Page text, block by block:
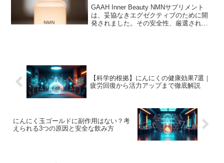
GAAH Inner Beauty NMNサプリメント
は、妥協なきエグゼクティブのために開
発されました。その安全性、厳選された
【科学的根拠】にんにくの健康効果7選｜
疲労回復から活力アップまで徹底解説
にんにく玉ゴールドに副作用はない？考
えられる3つの原因と安全な飲み方